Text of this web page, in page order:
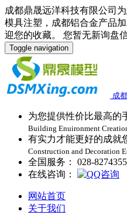
成都鼎晟远洋科技有限公司
模具注塑，成都铝合金产品
迎您的收藏。 您暂无新询盘
Toggle navigation
成
为您提供性价比最高的
Building Enuironment
有实力才能更好的成就
Construction and Decoration
全国服务： 028-
在线咨询：
网站首页
关于我们